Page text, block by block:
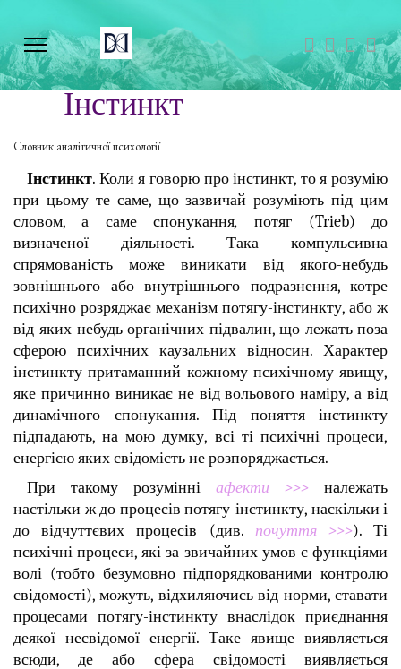
Інстинкт
Словник аналітичної психології
Інстинкт. Коли я говорю про інстинкт, то я розумію
при цьому те саме, що зазвичай розуміють під цим
словом, а саме спонукання,потяг (Trieb) до
визначеної діяльності. Така компульсивна
спрямованість може виникати від якого-небудь
зовнішнього або внутрішнього подразнення, котре
психічно розряджає механізм потягу-інстинкту, або ж
від яких-небудь органічних підвалин, що лежать поза
сферою психічних каузальних відносин. Характер
інстинкту притаманний кожному психічному явищу,
яке причинно виникає не від вольового наміру, а від
динамічного спонукання. Під поняття інстинкту
підпадають, на мою думку, всі ті психічні процеси,
енергією яких свідомість не розпоряджається.
При такому розумінні афекти >>> належать
настільки ж до процесів потягу-інстинкту, наскільки і
до відчуттєвих процесів (див. почуття >>>). Ті
психічні процеси, які за звичайних умов є функціями
волі (тобто безумовно підпорядкованими контролю
свідомості), можуть, відхиляючись від норми, ставати
процесами потягу-інстинкту внаслідок приєднання
деякої несвідомої енергії. Таке явище виявляється
всюди, де або сфера свідомості виявляється